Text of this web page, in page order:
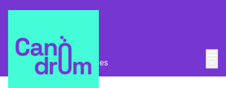
Pla Estratègic Propostes